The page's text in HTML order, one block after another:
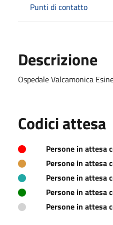
Punti di contatto
Descrizione
Ospedale Valcamonica
Codici attesa
Persone in attesa
Persone in attesa
Persone in attesa
Persone in attesa
Persone in attesa